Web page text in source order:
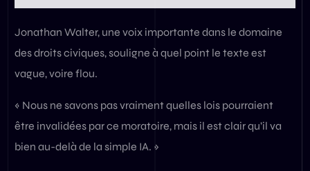
Jonathan Walter, une voix importante dans le domaine
des droits civiques, souligne à quel point le texte est
vague, voire flou.
« Nous ne savons pas vraiment quelles lois pourraient
être invalidées par ce moratoire, mais il est clair qu’il va
bien au-delà de la simple IA. »